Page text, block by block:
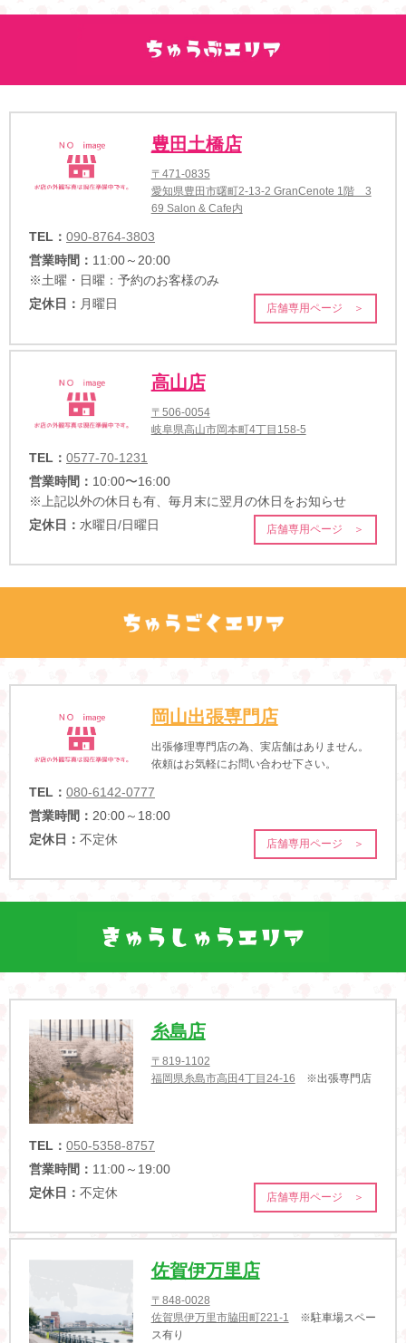
豊田土橋店
〒471-0835
愛知県豊田市曙町2-13-2 GranCenote 1階 3
69 Salon & Cafe内
TEL： 090-8764-3803
営業時間： 11:00～20:00
※土曜・日曜：予約のお客様のみ
定休日： 月曜日 店舗専用ページ ＞
高山店
〒506-0054
岐阜県高山市岡本町4丁目158-5
TEL： 0577-70-1231
営業時間： 10:00〜16:00
※上記以外の休日も有、毎月末に翌月の休日をお知らせ
定休日： 水曜日/日曜日 店舗専用ページ ＞
岡山出張専門店
出張修理専門店の為、実店舗はありません。
依頼はお気軽にお問い合わせ下さい。
TEL： 080-6142-0777
営業時間： 20:00～18:00
定休日： 不定休 店舗専用ページ ＞
糸島店
〒819-1102
福岡県糸島市高田4丁目24-16 ※出張専門店
TEL： 050-5358-8757
営業時間： 11:00～19:00
定休日： 不定休 店舗専用ページ ＞
佐賀伊万里店
〒848-0028
佐賀県伊万里市脇田町221-1 ※駐車場スペー
ス有り